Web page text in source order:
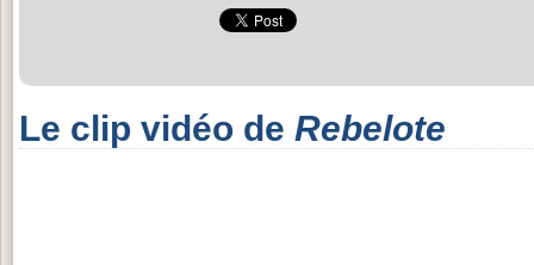
Le clip vidéo de Rebelote